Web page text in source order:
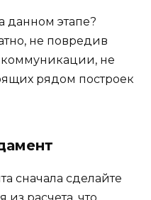
данном этапе?
не повредив
не
рядом построек
сначала сделайте